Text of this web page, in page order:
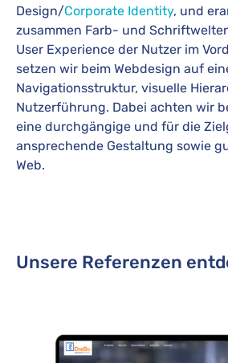
Design/Corporate Identity, und
zusammen Farb- und
User Experience der Nutzer im
setzen wir beim Webdesign auf
Navigationsstruktur, visuelle
Nutzerführung. Dabei achten wir
eine durchgängige und für die
ansprechende Gestaltung sowie
Web.
Unsere Referenzen